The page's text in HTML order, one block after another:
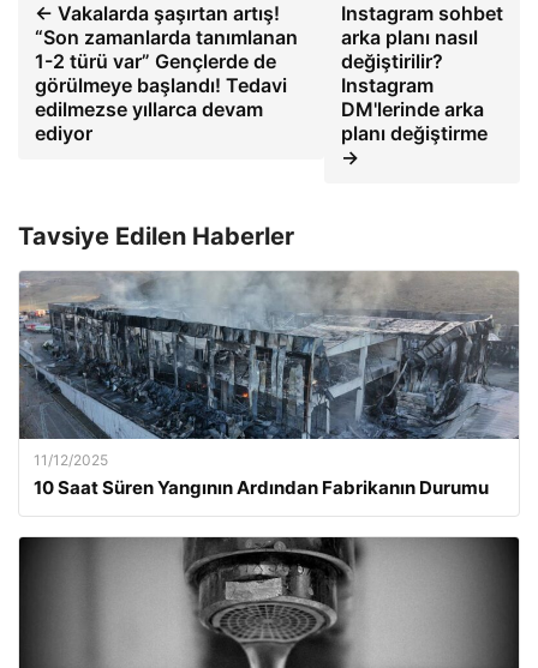
← Vakalarda şaşırtan artış!
“Son zamanlarda tanımlanan
1-2 türü var” Gençlerde de
görülmeye başlandı! Tedavi
edilmezse yıllarca devam
ediyor
Instagram sohbet
arka planı nasıl
değiştirilir?
Instagram
DM'lerinde arka
planı değiştirme
→
Tavsiye Edilen Haberler
11/12/2025
10 Saat Süren Yangının Ardından Fabrikanın Durumu